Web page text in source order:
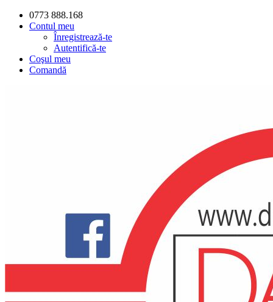
0773 888.168
Contul meu
Înregistrează-te
Autentifică-te
Coşul meu
Comandă